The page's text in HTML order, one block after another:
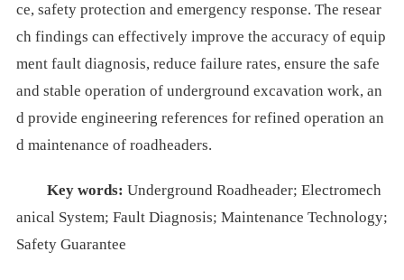
ce, safety protection and emergency response. The resear
ch findings can effectively improve the accuracy of equip
ment fault diagnosis, reduce failure rates, ensure the safe
and stable operation of underground excavation work, an
d provide engineering references for refined operation an
d maintenance of roadheaders.
Key words: Underground Roadheader; Electromech
anical System; Fault Diagnosis; Maintenance Technology;
Safety Guarantee